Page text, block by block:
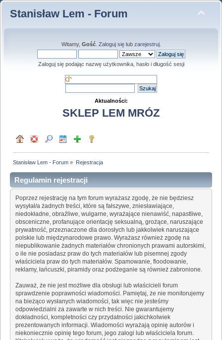
Stanisław Lem - Forum
Witamy, Gość. Zaloguj sięlub zarejestruj.
Zaloguj się podając nazwę użytkownika, hasło i długość sesji
Aktualności:
SKLEP LEM MRÓZ
Stanisław Lem - Forum » Rejestracja
Regulamin rejestracji
Poprzez rejestrację na tym forum wyrażasz zgodę, że nie będziesz
wysyłał/a żadnych treści, które są fałszywe, zniesławiające,
niedokładne, obraźliwe, wulgarne, wyrażające nienawiść, napastliwe,
obsceniczne, profanujące orientację seksualną, grożące, naruszające
prywatność, przeznaczone dla dorosłych lub jakkolwiek naruszające
polskie lub międzynarodowe prawo. Wyrażasz również zgodę na
niepublikowanie żadnych materiałów chronionych prawami autorskimi,
o ile nie posiadasz praw do tych materiałów lub pisemnej zgody
właściciela praw do tych materiałów. Spamowanie, floodowanie,
reklamy, łańcuszki, piramidy oraz podżeganie są również zabronione.
Zauważ, że nie jest możliwe dla obsługi lub właścicieli forum
sprawdzenie poprawności wiadomości. Pamiętaj, że nie monitorujemy
na bieżąco wysłanych wiadomości, tak więc nie jesteśmy
odpowiedzialni za zawarte w nich treści. Nie gwarantujemy
dokładności, kompletności czy przydatności jakichkolwiek
prezentowanych informacji. Wiadomości wyrażają opinię autorów i
niekoniecznie opinię tego forum, jego załogi lub właściciela forum.